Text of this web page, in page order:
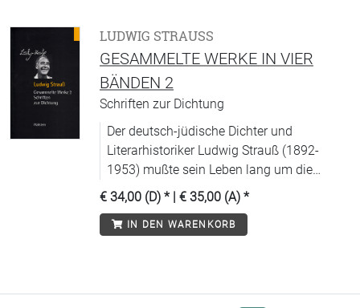
LUDWIG STRAUSS
GESAMMELTE WERKE IN VIER
BÄNDEN 2
Schriften zur Dichtung
Der deutsch-jüdische Dichter und
Literarhistoriker Ludwig Strauß (1892-
1953) mußte sein Leben lang um die
Veröffentlichung seines Werkes kämpfen.
€ 34,00 (D) * | € 35,00 (A) *
IN DEN WARENKORB